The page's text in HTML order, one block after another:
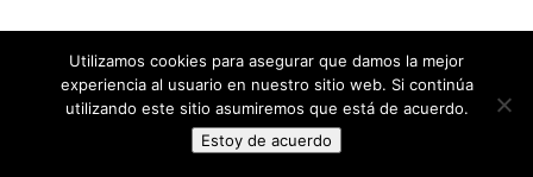
Utilizamos cookies para asegurar que damos la mejor
experiencia al usuario en nuestro sitio web. Si continúa
utilizando este sitio asumiremos que está de acuerdo.
Estoy de acuerdo